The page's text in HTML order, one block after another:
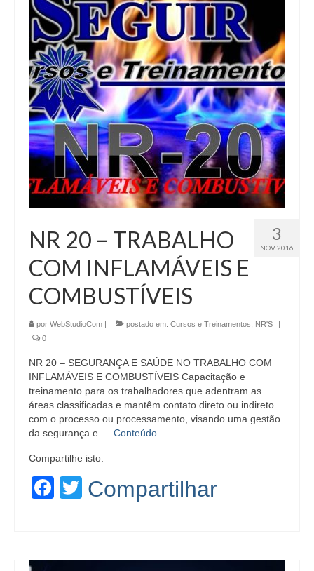
Palestras
Contato
3
NOV 2016
NR 20 – TRABALHO
COM INFLAMÁVEIS E
COMBUSTÍVEIS
por WebStudioCom | postado em: Cursos e Treinamentos NR'S
|
0
NR 20 – SEGURANÇA E SAÚDE NO TRABALHO COM
INFLAMÁVEIS E COMBUSTÍVEIS Capacitação e
treinamento para os trabalhadores que adentram as
áreas classificadas e mantêm contato direto ou indireto
com o processo ou processamento, visando uma gestão
da segurança e … Conteúdo
Compartilhe isto:
Facebook
Twitter
Compartilhar